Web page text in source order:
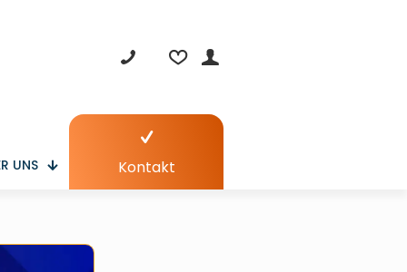
UNS Kontakt